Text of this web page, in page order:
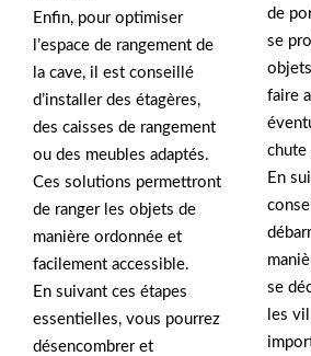
Enfin, pour optimiser
l’espace de rangement de
la cave, il est conseillé
d’installer des étagères,
des caisses de rangement
ou des meubles adaptés.
Ces solutions permettront
de ranger les objets de
manière ordonnée et
facilement accessible.
En suivant ces étapes
essentielles, vous pourrez
désencombrer et
de
se
faire
chute
En
se
les